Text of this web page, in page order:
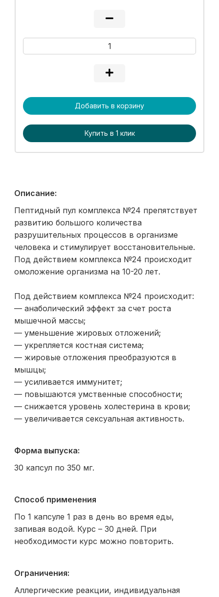
Добавить в корзину
Купить в 1 клик
Описание:
Пептидный пул комплекса №24 препятствует
развитию большого количества
разрушительных процессов в организме
человека и стимулирует восстановительные.
Под действием комплекса №24 происходит
омоложение организма на 10-20 лет.
Под действием комплекса №24 происходит:
— анаболический эффект за счет роста
мышечной массы;
— уменьшение жировых отложений;
— укрепляется костная система;
— жировые отложения преобразуются в
мышцы;
— усиливается иммунитет;
— повышаются умственные способности;
— снижается уровень холестерина в крови;
— увеличивается сексуальная активность.
Форма выпуска:
30 капсул по 350 мг.
Способ применения
По 1 капсуле 1 раз в день во время еды,
запивая водой. Курс – 30 дней. При
необходимости курс можно повторить.
Ограничения:
Аллергические реакции, индивидуальная